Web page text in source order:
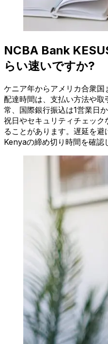
NCBA Bank
らい速いですか?
ケニア年からアメリカ合衆
配達時間は、支払い方法や
常、国際銀行振込は1営業日
祝日やセキュリティチェック
ることがあります。遅延を
Kenyaの締め切り時間を確認